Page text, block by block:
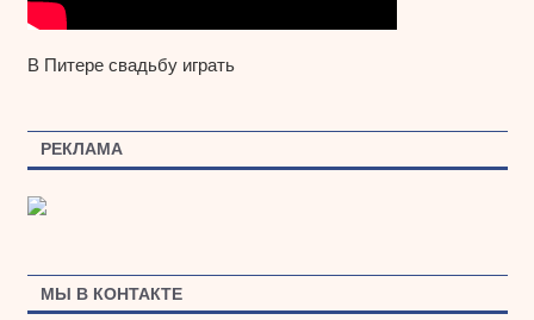
В Питере свадьбу играть
РЕКЛАМА
МЫ В КОНТАКТЕ